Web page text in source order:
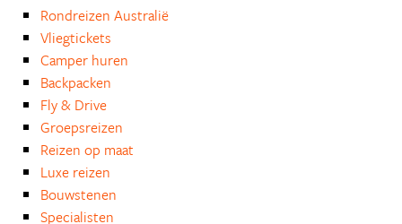
Rondreizen Australië
Vliegtickets
Camper huren
Backpacken
Fly & Drive
Groepsreizen
Reizen op maat
Luxe reizen
Bouwstenen
Specialisten